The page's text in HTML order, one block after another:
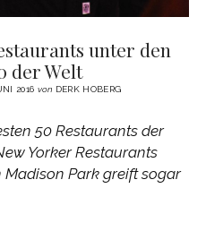
unter den
der Welt
2016 von DERK HOBERG
50 Restaurants der
Yorker Restaurants
Park greift sogar